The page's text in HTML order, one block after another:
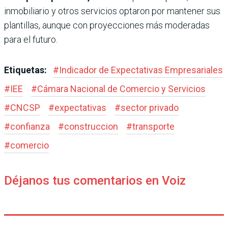
inmobiliario y otros servicios optaron por mantener sus
plantillas, aunque con proyecciones más moderadas
para el futuro.
Etiquetas: #Indicador de Expectativas Empresariales
#IEE #Cámara Nacional de Comercio y Servicios
#CNCSP #expectativas #sector privado
#confianza #construccion #transporte
#comercio
Déjanos tus comentarios en Voiz